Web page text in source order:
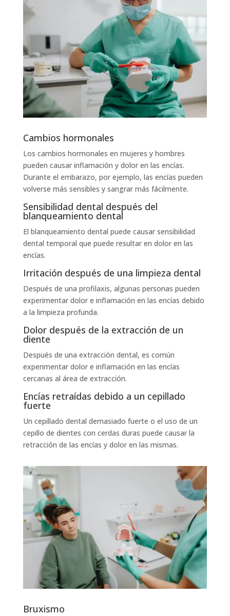
Cambios hormonales
Los cambios hormonales en mujeres y hombres
pueden causar inflamación y dolor en las encías.
Durante el embarazo, por ejemplo, las encías pueden
volverse más sensibles y sangrar más fácilmente.
Sensibilidad dental después del
blanqueamiento dental
El blanqueamiento dental puede causar sensibilidad
dental temporal que puede resultar en dolor en las
encías.
Irritación después de una limpieza dental
Después de una profilaxis, algunas personas pueden
experimentar dolor e inflamación en las encías debido
a la limpieza profunda.
Dolor después de la extracción de un
diente
Después de una extracción dental, es común
experimentar dolor e inflamación en las encías
cercanas al área de extracción.
Encías retraídas debido a un cepillado
fuerte
Un cepillado dental demasiado fuerte o el uso de un
cepillo de dientes con cerdas duras puede causar la
retracción de las encías y dolor en las mismas.
Bruxismo